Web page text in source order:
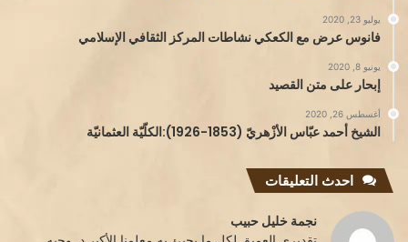
يوليو 23, 2020
فانوس عرض مع الكعكي نشاطات المركز الثقافي الإسلامي
يونيو 8, 2020
إبحار على متن القصيد
أغسطس 26, 2020
الشيخ أحمد عبّاس الأزْهريّ (1853-1926):الكلّيّة العثمانيّة
احدث التعليقات
نجمة خليل حبيب